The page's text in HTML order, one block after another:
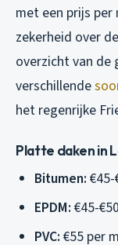
met een prijs per
zekerheid over
overzicht van
verschillende
het regenrijke
Platte daken in
Bitumen: €45-
EPDM: €45-
PVC: €55 per